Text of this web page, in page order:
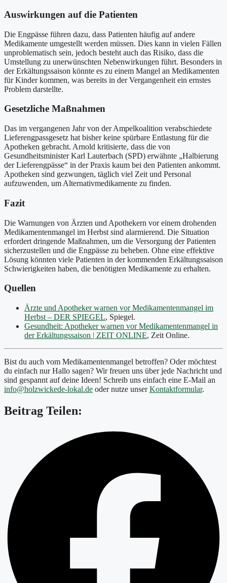
Auswirkungen auf die Patienten
Die Engpässe führen dazu, dass Patienten häufig auf andere
Medikamente umgestellt werden müssen. Dies kann in vielen Fällen
unproblematisch sein, jedoch besteht auch das Risiko, dass die
Umstellung zu unerwünschten Nebenwirkungen führt. Besonders in
der Erkältungssaison könnte es zu einem Mangel an Medikamenten
für Kinder kommen, was bereits in der Vergangenheit ein ernstes
Problem darstellte.
Gesetzliche Maßnahmen
Das im vergangenen Jahr von der Ampelkoalition verabschiedete
Lieferengpassgesetz hat bisher keine spürbare Entlastung für die
Apotheken gebracht. Arnold kritisierte, dass die von
Gesundheitsminister Karl Lauterbach (SPD) erwähnte „Halbierung
der Lieferengpässe“ in der Praxis kaum bei den Patienten ankommt.
Apotheken sind gezwungen, täglich viel Zeit und Personal
aufzuwenden, um Alternativmedikamente zu finden.
Fazit
Die Warnungen von Ärzten und Apothekern vor einem drohenden
Medikamentenmangel im Herbst sind alarmierend. Die Situation
erfordert dringende Maßnahmen, um die Versorgung der Patienten
sicherzustellen und die Engpässe zu beheben. Ohne eine effektive
Lösung könnten viele Patienten in der kommenden Erkältungssaison
Schwierigkeiten haben, die benötigten Medikamente zu erhalten.
Quellen
Ärzte und Apotheker warnen vor Medikamentenmangel im
Herbst – DER SPIEGEL, Spiegel.
Gesundheit: Apotheker warnen vor Medikamentenmangel in
der Erkältungssaison | ZEIT ONLINE, Zeit Online.
Bist du auch vom Medikamentenmangel betroffen? Oder möchtest
du einfach nur Hallo sagen? Wir freuen uns über jede Nachricht und
sind gespannt auf deine Ideen! Schreib uns einfach eine E-Mail an
info@holzwickede-lokal.de oder nutze unserKontaktformular.
Beitrag Teilen: